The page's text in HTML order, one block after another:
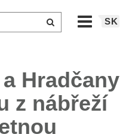
SK
Hradčany
z nábřeží